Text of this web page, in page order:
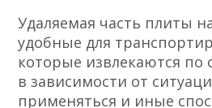
Удаляемая часть плиты
удобные для
которые извлекаются по
в зависимости от
применяться и иные